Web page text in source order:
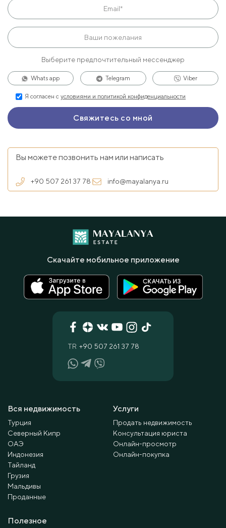
Выберите предпочтительный мессенджер
Whats app Telegram Viber
Я согласен с условиями и политикой конфиденциальности
Вы можете позвонить нам или написать
+90 507 261 37 78 info@mayalanya.ru
Вся недвижимость
Турция
Северный Кипр
ОАЭ
Индонезия
Тайланд
Грузия
Мальдивы
Проданные
Услуги
Продать недвижимость
Консультация юриста
Онлайн-просмотр
Онлайн-покупка
Полезное
TR +90 507 261 37 78
Скачайте мобильное приложение